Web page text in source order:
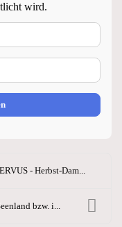
wird.
- Herbst-Dam...
bzw. i...